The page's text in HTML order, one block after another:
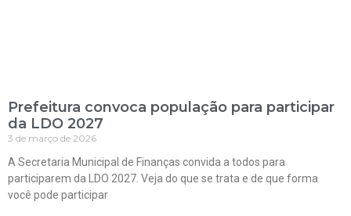
Prefeitura convoca população para participar
da LDO 2027
3 de março de 2026
A Secretaria Municipal de Finanças convida a todos para
participarem da LDO 2027. Veja do que se trata e de que forma
você pode participar